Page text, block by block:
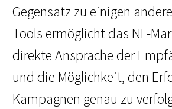
Gegensatz zu einigen
Tools ermöglicht das NL-
direkte Ansprache der
und die Möglichkeit, den
Kampagnen genau zu